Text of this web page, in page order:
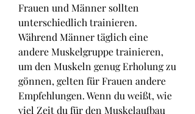
Frauen und Männer sollten
unterschiedlich trainieren.
Während Männer täglich eine
andere Muskelgruppe trainieren,
um den Muskeln genug Erholung zu
gönnen, gelten für Frauen andere
Empfehlungen. Wenn du weißt, wie
viel Zeit du für den Muskelaufbau